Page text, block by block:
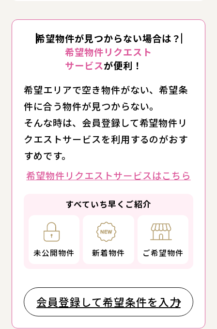
希望物件が見つからない場合は？
希望物件リクエスト
サービスが便利！
希望エリアで空き物件がない、希望条
件に合う物件が見つからない。
そんな時は、会員登録して希望物件リ
クエストサービスを利用するのがおす
すめです。
希望物件リクエストサービスはこちら
すべていち早くご紹介
未公開物件 新着物件 ご希望物件
会員登録して希望条件を入力